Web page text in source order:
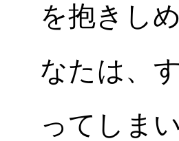
を抱きし
なたは、
ってしま